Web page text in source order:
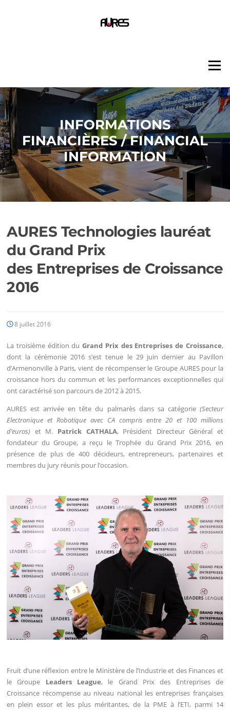
Menu
INFORMATIONS
FINANCIÈRES / FINANCIAL
INFORMATION
AURES Technologies lauréat
du Grand Prix
des Entreprises de Croissance
2016
8 juillet 2016
La troisième édition duGrand Prix des Entreprises de Croissance,
dont la cérémonie 2016 s’est tenue le 29 juin dernier au Pavillon
d’Armenonville à Paris, vient de récompenser le Groupe AURES pour la
croissance hors du commun et les performances exceptionnelles qui
ont caractérisé son parcours de 2012 à 2015.
AURES est arrivée en tête du palmarès dans sa catégorie (Secteur
Electronique et Robotique avec CA compris entre 20 et 100 millions
d’euros) et M. Patrick CATHALA, Président Directeur Général et
fondateur du Groupe, a reçu le Trophée du Grand Prix 2016, en
présence de plus de 400 décideurs, entrepreneurs, partenaires et
membres du jury réunis pour l’occasion.
Fruit d’une réflexion entre le Ministère de l’Industrie et des Finances et
le Groupe Leaders League, le Grand Prix des Entreprises de
Croissance récompense au niveau national les entreprises françaises
en plein essor et les plus méritantes, de la PME à l’ETI, parmi 14